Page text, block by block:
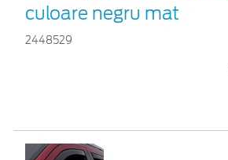
culoare negru mat
2448529